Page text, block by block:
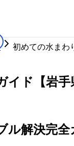
初めての水まわ
ド【岩手
ル解決完全